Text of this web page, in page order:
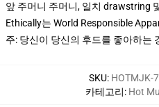
앞 주머니 주머니, 일치 drawstring
Ethically는 World Responsible
주: 당신이 당신의 후드를 좋아하는
SKU: HOTMJK-
카테고리: Hot